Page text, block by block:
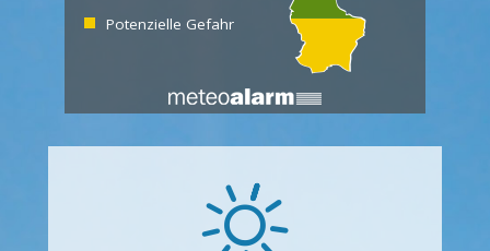
Potenzielle Gefahr